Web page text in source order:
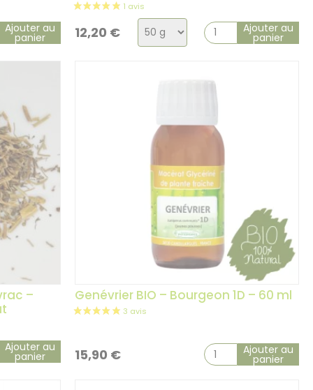
Ajouter au
panier 12,20 €
Choix
de
Ajouter au
panier
–
Ajouter au
panier
Genévrier BIO – Bourgeon 1D – 60 ml
15,90 € Ajouter au
panier